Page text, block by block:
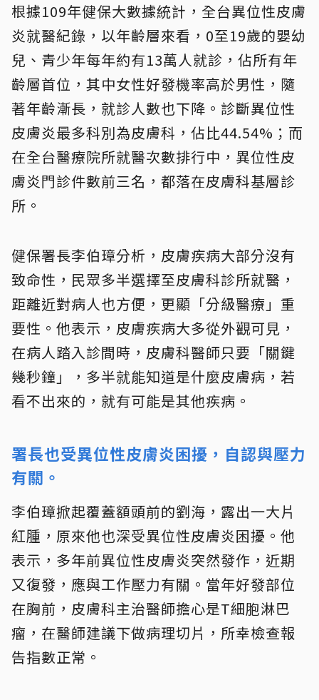
根據109年健保大數據統計，全台異位性皮膚
炎就醫紀錄，以年齡層來看，0至19歲的嬰幼
兒、青少年每年約有13萬人就診，佔所有年
齡層首位，其中女性好發機率高於男性，隨
著年齡漸長，就診人數也下降。診斷異位性
皮膚炎最多科別為皮膚科，佔比44.54%；而
在全台醫療院所就醫次數排行中，異位性皮
膚炎門診件數前三名，都落在皮膚科基層診
所。
健保署長李伯璋分析，皮膚疾病大部分沒有
致命性，民眾多半選擇至皮膚科診所就醫，
距離近對病人也方便，更顯「分級醫療」重
要性。他表示，皮膚疾病大多從外觀可見，
在病人踏入診間時，皮膚科醫師只要「關鍵
幾秒鐘」，多半就能知道是什麼皮膚病，若
看不出來的，就有可能是其他疾病。
署長也受異位性皮膚炎困擾，自認與壓力
有關。
李伯璋掀起覆蓋額頭前的劉海，露出一大片
紅腫，原來他也深受異位性皮膚炎困擾。他
表示，多年前異位性皮膚炎突然發作，近期
又復發，應與工作壓力有關。當年好發部位
在胸前，皮膚科主治醫師擔心是T細胞淋巴
瘤，在醫師建議下做病理切片，所幸檢查報
告指數正常。